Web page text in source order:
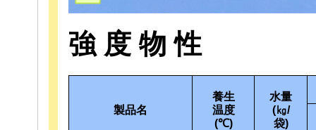
強 度 物 性
製品名
養生
温度
(℃)
水量
(㎏/
袋)